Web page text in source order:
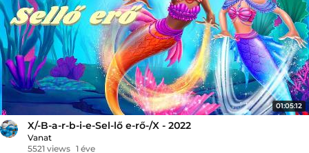
01:05:12
X/-B-a-r-b-i-e-Sel-lő e-rő-/X - 2022
Vanat
5521 views 1 éve